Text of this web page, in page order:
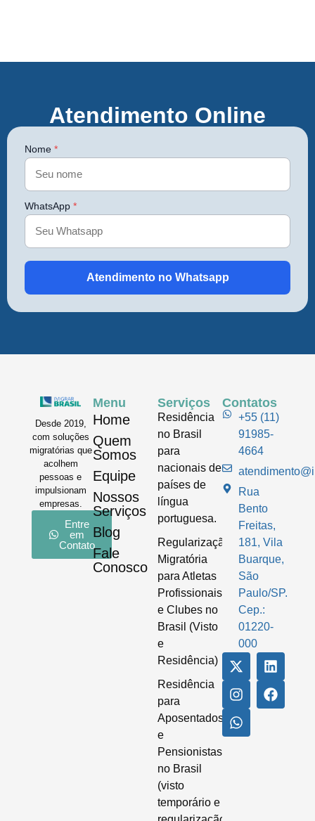
Atendimento Online
Nome *
WhatsApp *
Atendimento no Whatsapp
Desde 2019,
com soluções
migratórias que
acolhem
pessoas e
impulsionam
empresas.
Entre
em
Contato
Menu
Home
Quem
Somos
Equipe
Nossos
Serviços
Blog
Fale
Conosco
Serviços
Residência
no Brasil
para
nacionais de
países de
língua
portuguesa.
Regularização
Migratória
para Atletas
Profissionais
e Clubes no
Brasil (Visto
e
Residência)
Residência
para
Aposentados
e
Pensionistas
no Brasil
(visto
temporário e
Contatos
+55 (11)
91985-
4664
Rua
Bento
Freitas,
181, Vila
Buarque,
São
Paulo/SP.
Cep.:
01220-
000